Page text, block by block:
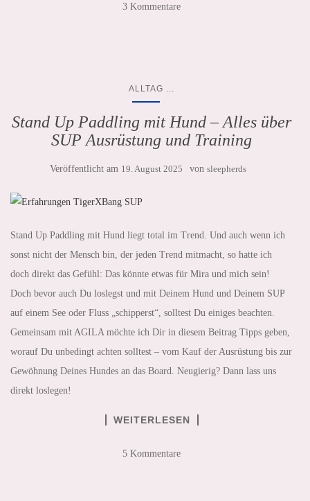
3 Kommentare
ALLTAG
Stand Up Paddling mit Hund – Alles über
SUP Ausrüstung und Training
Veröffentlicht am 19. August 2025 von sleepherds
Stand Up Paddling mit Hund liegt total im Trend. Und auch wenn ich
sonst nicht der Mensch bin, der jeden Trend mitmacht, so hatte ich
doch direkt das Gefühl: Das könnte etwas für Mira und mich sein!
Doch bevor auch Du loslegst und mit Deinem Hund und Deinem SUP
auf einem See oder Fluss „schipperst“, solltest Du einiges beachten.
Gemeinsam mit AGILA möchte ich Dir in diesem Beitrag Tipps geben,
worauf Du unbedingt achten solltest – vom Kauf der Ausrüstung bis zur
Gewöhnung Deines Hundes an das Board. Neugierig? Dann lass uns
direkt loslegen!
WEITERLESEN
5 Kommentare